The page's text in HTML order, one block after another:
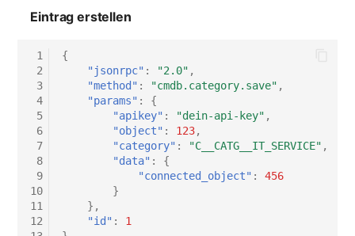
Eintrag erstellen
1
2
3
4
5
6
7
8
9
10
11
12
{
"jsonrpc" : "2.0" ,
"method" : "cmdb.category.save" ,
"params" :
{
"apikey" : "dein-api-key" ,
"object" : 123,
"category" : "C__CATG__IT_SERVICE" ,
"data" :
{
"connected_object" :
456
}
},
"id" :
1